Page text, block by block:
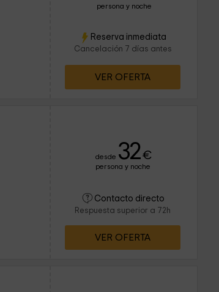
persona y noche
Reserva inmediata
Cancelación 7 días antes
VER OFERTA
desde 32€
persona y noche
Contacto directo
Respuesta superior a 72h
VER OFERTA